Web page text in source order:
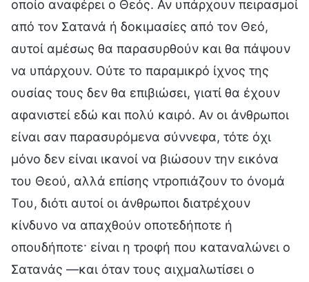
οποίο αναφέρει ο Θεός. Αν υπάρχουν πειρασμοί
από τον Σατανά ή δοκιμασίες από τον Θεό,
αυτοί αμέσως θα παρασυρθούν και θα πάψουν
να υπάρχουν. Ούτε το παραμικρό ίχνος της
ουσίας τους δεν θα επιβιώσει, γιατί θα έχουν
αφανιστεί εδώ και πολύ καιρό. Αν οι άνθρωποι
είναι σαν παρασυρόμενα σύννεφα, τότε όχι
μόνο δεν είναι ικανοί να βιώσουν την εικόνα
του Θεού, αλλά επίσης ντροπιάζουν το όνομά
Του, διότι αυτοί οι άνθρωποι διατρέχουν
κίνδυνο να απαχθούν οποτεδήποτε ή
οπουδήποτε· είναι η τροφή που καταναλώνει ο
Σατανάς —και όταν τους αιχμαλωτίσει ο